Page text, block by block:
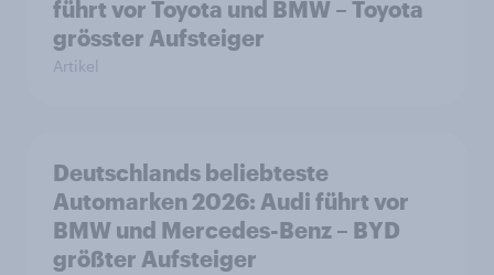
führt vor Toyota und BMW – Toyota
grösster Aufsteiger
Artikel
Deutschlands beliebteste
Automarken 2026: Audi führt vor
BMW und Mercedes-Benz – BYD
größter Aufsteiger